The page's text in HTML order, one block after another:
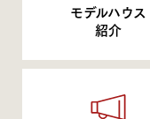
モデルハウス
紹介